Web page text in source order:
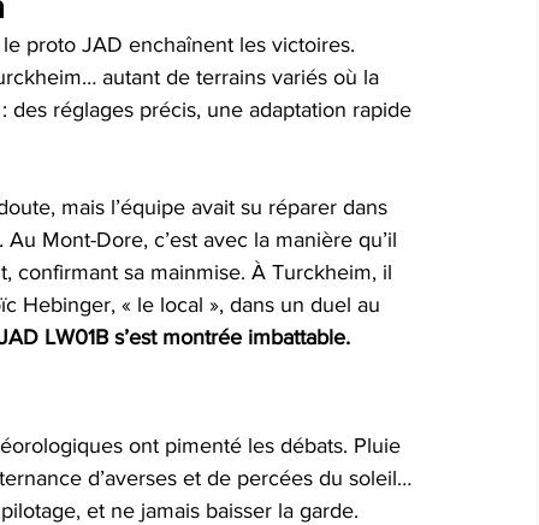
proto JAD enchaînent les victoires.
autant de terrains variés où la
réglages précis, une adaptation rapide
mais l’équipe avait su réparer dans
Mont-Dore, c’est avec la manière qu’il
confirmant sa mainmise. À Turckheim, il
Hebinger, « le local », dans un duel au
LW01B s’est montrée imbattable.
ont pimenté les débats. Pluie
d’averses et de percées du soleil…
et ne jamais baisser la garde.